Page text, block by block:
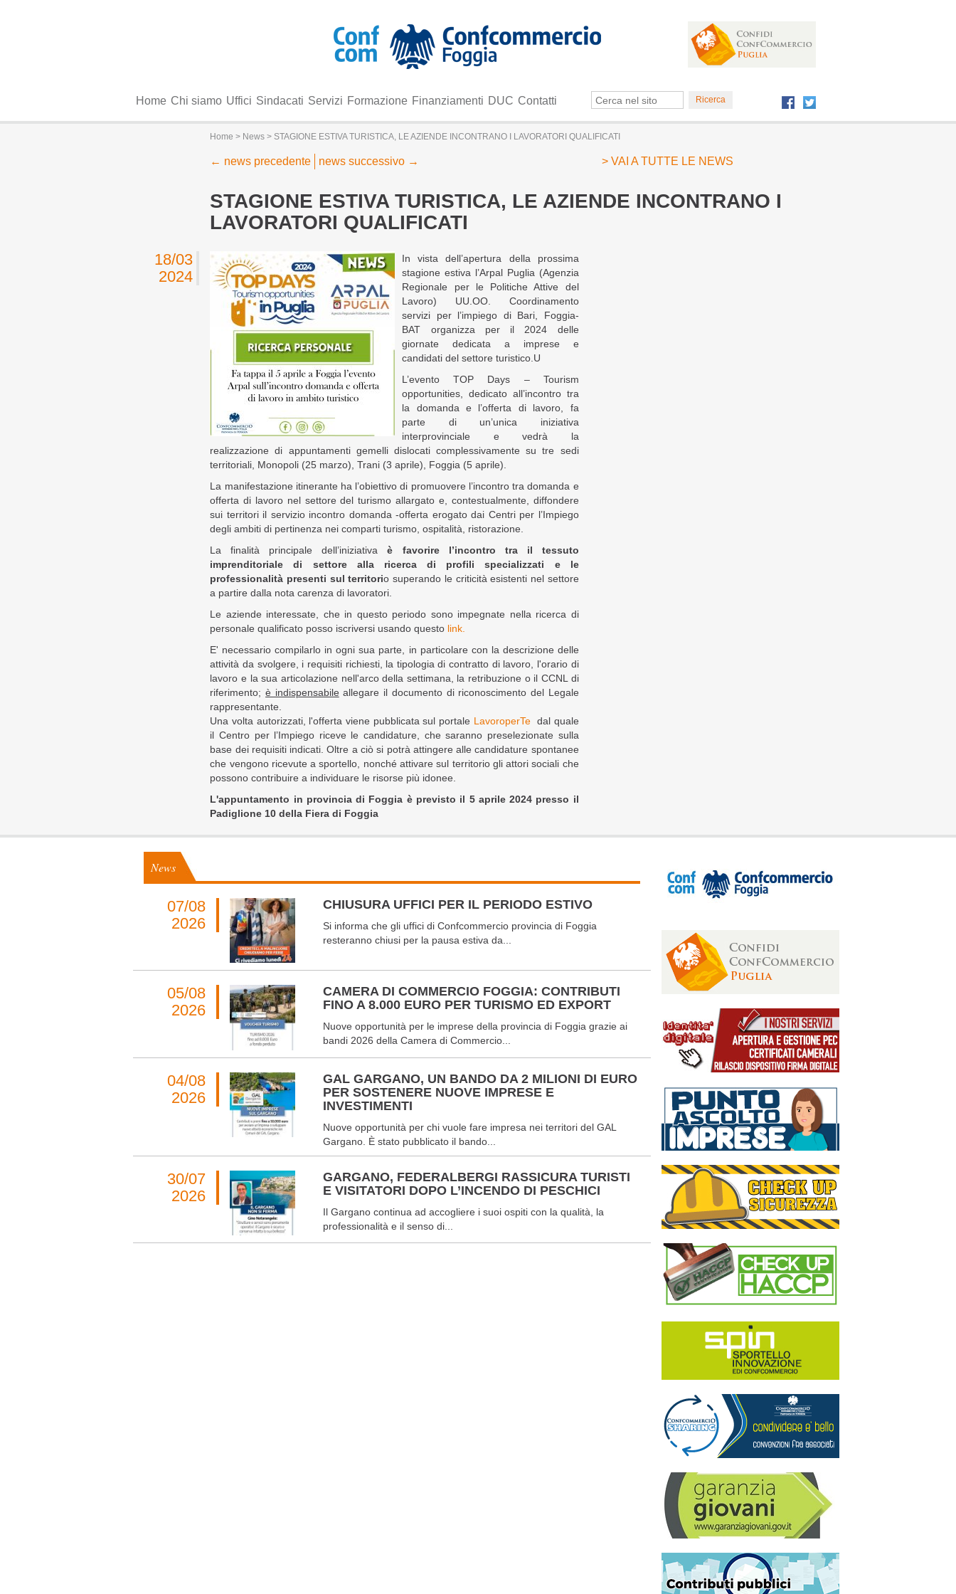
Home Chi siamo Uffici Sindacati Servizi Formazione Finanziamenti DUC Contatti
Home > News > STAGIONE ESTIVA TURISTICA, LE AZIENDE INCONTRANO I LAVORATORI QUALIFICATI
← news precedente news successivo →
STAGIONE ESTIVA TURISTICA, LE AZIENDE INCONTRANO I
LAVORATORI QUALIFICATI
> VAI A TUTTE LE NEWS
18/03
2024
In vista dell’apertura della prossima
stagione estiva l’Arpal Puglia (Agenzia
Regionale per le Politiche Attive del
Lavoro) UU.OO. Coordinamento
servizi per l’impiego di Bari, Foggia-
BAT organizza per il 2024 delle
giornate dedicata a imprese e
candidati del settore turistico.U
L’evento TOP Days – Tourism
opportunities, dedicato all’incontro tra
la domanda e l’offerta di lavoro, fa
parte di un’unica iniziativa
interprovinciale e vedrà la
realizzazione di appuntamenti gemelli dislocati complessivamente su tre sedi
territoriali, Monopoli (25 marzo), Trani (3 aprile), Foggia (5 aprile).
La manifestazione itinerante ha l’obiettivo di promuovere l’incontro tra domanda e
offerta di lavoro nel settore del turismo allargato e, contestualmente, diffondere
sui territori il servizio incontro domanda -offerta erogato dai Centri per l’Impiego
degli ambiti di pertinenza nei comparti turismo, ospitalità, ristorazione.
La finalità principale dell’iniziativaè favorire l’incontro tra il tessuto
imprenditoriale di settore alla ricerca di profili specializzati e le
professionalità presenti sul territorio superando le criticità esistenti nel settore
a partire dalla nota carenza di lavoratori.
Le aziende interessate, che in questo periodo sono impegnate nella ricerca di
personale qualificato posso iscriversi usando questo link.
E' necessario compilarlo in ogni sua parte, in particolare con la descrizione delle
attività da svolgere, i requisiti richiesti, la tipologia di contratto di lavoro, l'orario di
lavoro e la sua articolazione nell'arco della settimana, la retribuzione o il CCNL di
riferimento;è indispensabile allegare il documento di riconoscimento del Legale
rappresentante.
Una volta autorizzati, l'offerta viene pubblicata sul portale LavoroperTe dal quale
il Centro per l’Impiego riceve le candidature, che saranno preselezionate sulla
base dei requisiti indicati. Oltre a ciò si potrà attingere alle candidature spontanee
che vengono ricevute a sportello, nonché attivare sul territorio gli attori sociali che
possono contribuire a individuare le risorse più idonee.
L'appuntamento in provincia di Foggia è previsto il 5 aprile 2024 presso il
Padiglione 10 della Fiera di Foggia
News
07/08
2026
CHIUSURA UFFICI PER IL PERIODO ESTIVO
Si informa che gli uffici di Confcommercio provincia di Foggia
resteranno chiusi per la pausa estiva da...
05/08
2026
CAMERA DI COMMERCIO FOGGIA: CONTRIBUTI
FINO A 8.000 EURO PER TURISMO ED EXPORT
Nuove opportunità per le imprese della provincia di Foggia grazie ai
bandi 2026 della Camera di Commercio...
04/08
2026
GAL GARGANO, UN BANDO DA 2 MILIONI DI EURO
PER SOSTENERE NUOVE IMPRESE E
INVESTIMENTI
Nuove opportunità per chi vuole fare impresa nei territori del GAL
Gargano. È stato pubblicato il bando...
30/07
2026
GARGANO, FEDERALBERGI RASSICURA TURISTI
E VISITATORI DOPO L’INCENDO DI PESCHICI
Il Gargano continua ad accogliere i suoi ospiti con la qualità, la
professionalità e il senso di...